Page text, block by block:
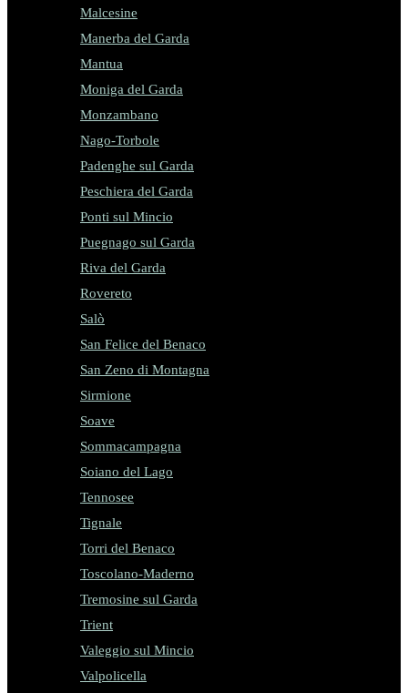
Malcesine
Manerba del Garda
Mantua
Moniga del Garda
Monzambano
Nago-Torbole
Padenghe sul Garda
Peschiera del Garda
Ponti sul Mincio
Puegnago sul Garda
Riva del Garda
Rovereto
Salò
San Felice del Benaco
San Zeno di Montagna
Sirmione
Soave
Sommacampagna
Soiano del Lago
Tennosee
Tignale
Torri del Benaco
Toscolano-Maderno
Tremosine sul Garda
Trient
Valeggio sul Mincio
Valpolicella